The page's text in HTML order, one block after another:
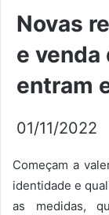
Novas
e venda
entram
01/11/2022
Começam a
identidade e
as medidas,